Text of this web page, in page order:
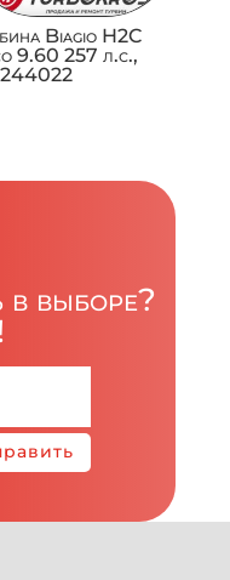
Biagio H2C
9.60 257 л.с.,
в выборе?